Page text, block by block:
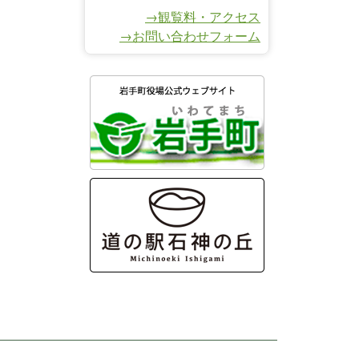
→観覧料・アクセス
→お問い合わせフォーム